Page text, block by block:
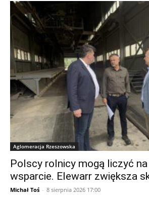
Aglomeracja Rzeszowska
Polscy rolnicy mogą liczyć
wsparcie. Elewarr zwiększa
Michał Toś - 8 sierpnia 2026 17:00